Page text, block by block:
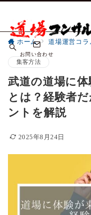
お問い合わせ
ホーム 道場運営コラ
集客方法
武道の道場に
とは？経験者
ントを解説
2025年8月24日